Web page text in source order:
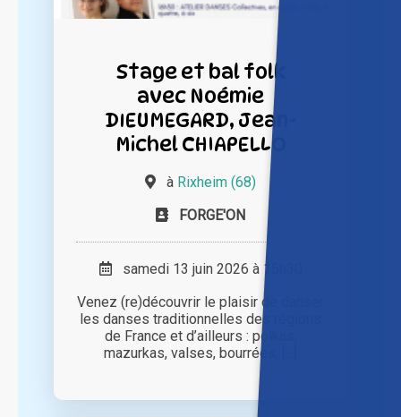
Stage et bal folk
avec Noémie
DIEUMEGARD, Jean-
Michel CHIAPELLO
à Rixheim (68)
FORGE'ON
samedi 13 juin 2026 à 15h30
Venez (re)découvrir le plaisir de danser
les danses traditionnelles des régions
de France et d’ailleurs : polkas,
mazurkas, valses, bourrées, [...]